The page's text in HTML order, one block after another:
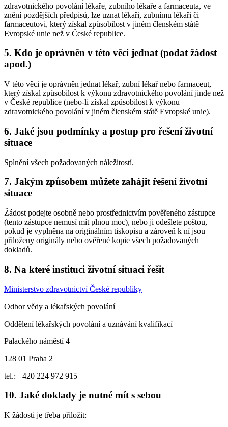
zdravotnického povolání lékaře, zubního lékaře a farmaceuta, ve
znění pozdějších předpisů, lze uznat lékaři, zubnímu lékaři či
farmaceutovi, který získal způsobilost v jiném členském státě
Evropské unie než v České republice.
5. Kdo je oprávněn v této věci jednat (podat žádost
apod.)
V této věci je oprávněn jednat lékař, zubní lékař nebo farmaceut,
který získal způsobilost k výkonu zdravotnického povolání jinde než
v České republice (nebo-li získal způsobilost k výkonu
zdravotnického povolání v jiném členském státě Evropské unie).
6. Jaké jsou podmínky a postup pro řešení životní
situace
Splnění všech požadovaných náležitostí.
7. Jakým způsobem můžete zahájit řešení životní
situace
Žádost podejte osobně nebo prostřednictvím pověřeného zástupce
(tento zástupce nemusí mít plnou moc), nebo ji odešlete poštou,
pokud je vyplněna na originálním tiskopisu a zároveň k ní jsou
přiloženy originály nebo ověřené kopie všech požadovaných
dokladů.
8. Na které instituci životní situaci řešit
Ministerstvo zdravotnictví České republiky
Odbor vědy a lékařských povolání
Oddělení lékařských povolání a uznávání kvalifikací
Palackého náměstí 4
128 01 Praha 2
tel.: +420 224 972 915
10. Jaké doklady je nutné mít s sebou
K žádosti je třeba přiložit: